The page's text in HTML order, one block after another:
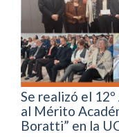
Se realizó el
al Mérito
Boratti” en la